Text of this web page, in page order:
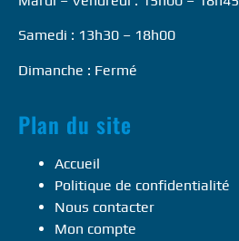
Samedi : 13h30 – 18h00
Dimanche : Fermé
Plan du site
Accueil
Politique de confidentialité
Nous contacter
Mon compte